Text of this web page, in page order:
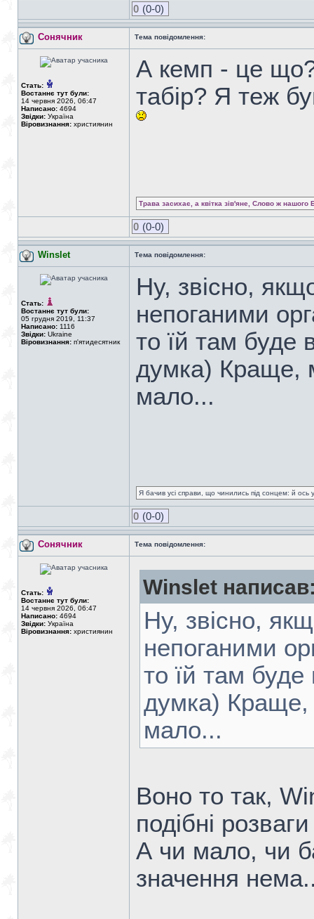
0 (0-0)
Сонячник Тема повідомлення:
Стать:
Востаннє тут були:
14 червня 2026, 06:47
Написано: 4694
Звідки: Україна
Віровизнання: християнин
А кемп - це
табір? Я теж
Трава засихає, а квітка зів'яне, Слово ж нашого
0 (0-0)
Winslet Тема повідомлення:
Стать:
Востаннє тут були:
05 грудня 2019, 11:37
Написано: 1116
Звідки: Ukraine
Віровизнання: п'ятидесятник
Ну, звісно,
непоганими
то їй там буде
думка) Краще,
мало...
Я бачив усі справи, що чинились під сонцем: й ось
0 (0-0)
Сонячник Тема повідомлення:
Стать:
Востаннє тут були:
14 червня 2026, 06:47
Написано: 4694
Звідки: Україна
Віровизнання: християнин
Winslet
Ну, звісно,
непоганими
то їй там
думка) Краще,
мало...
Воно то так,
подібні
А чи мало, чи
значення